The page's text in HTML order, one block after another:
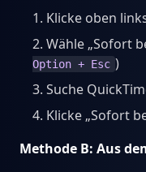
Klicke oben
Wähle „Sofort
Option + Esc )
Suche
Klicke „Sofort
Methode B: Aus